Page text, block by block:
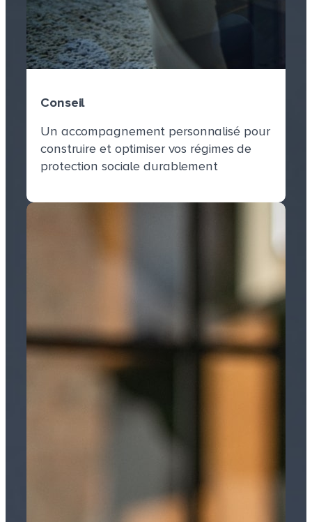
Conseil
Conseil
Un accompagnement personnalisé pour
construire et optimiser vos régimes de
protection sociale durablement